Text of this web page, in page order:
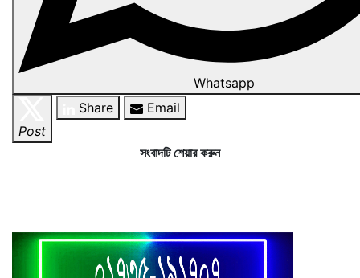
Whatsapp
Post
Share Email
সংবাদটি শেয়ার করুন